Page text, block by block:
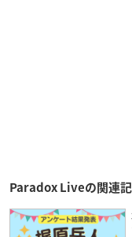
Paradox Liveの関連